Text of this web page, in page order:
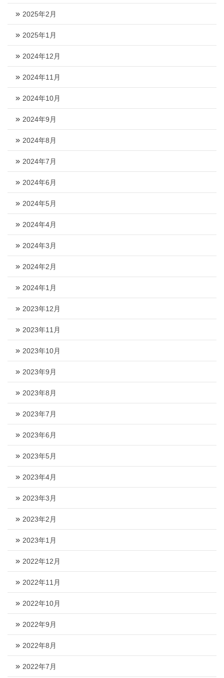
2025年2月
2025年1月
2024年12月
2024年11月
2024年10月
2024年9月
2024年8月
2024年7月
2024年6月
2024年5月
2024年4月
2024年3月
2024年2月
2024年1月
2023年12月
2023年11月
2023年10月
2023年9月
2023年8月
2023年7月
2023年6月
2023年5月
2023年4月
2023年3月
2023年2月
2023年1月
2022年12月
2022年11月
2022年10月
2022年9月
2022年8月
2022年7月